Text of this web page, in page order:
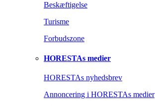
Beskæftigelse
Turisme
Forbudszone
HORESTAs medier
HORESTAs nyhedsbrev
Annoncering i HORESTAs medier